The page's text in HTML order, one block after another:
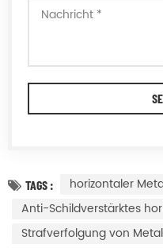
TAGS :
horizontaler
Anti-Schildverstärktes
Strafverfolgung von